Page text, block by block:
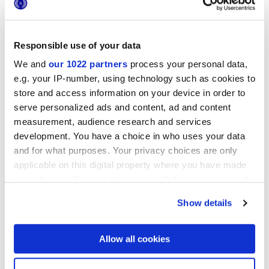
Responsible use of your data
We and our 1022 partners process your personal data,
e.g. your IP-number, using technology such as cookies to
store and access information on your device in order to
serve personalized ads and content, ad and content
measurement, audience research and services
development. You have a choice in who uses your data
and for what purposes. Your privacy choices are only
applicable on this digital property where you have made
If you allow, we would also like to:
Collect information about your geographical
location which can be accurate to within several
Show details
Allow all cookies
LONGARINE CALCECRETA